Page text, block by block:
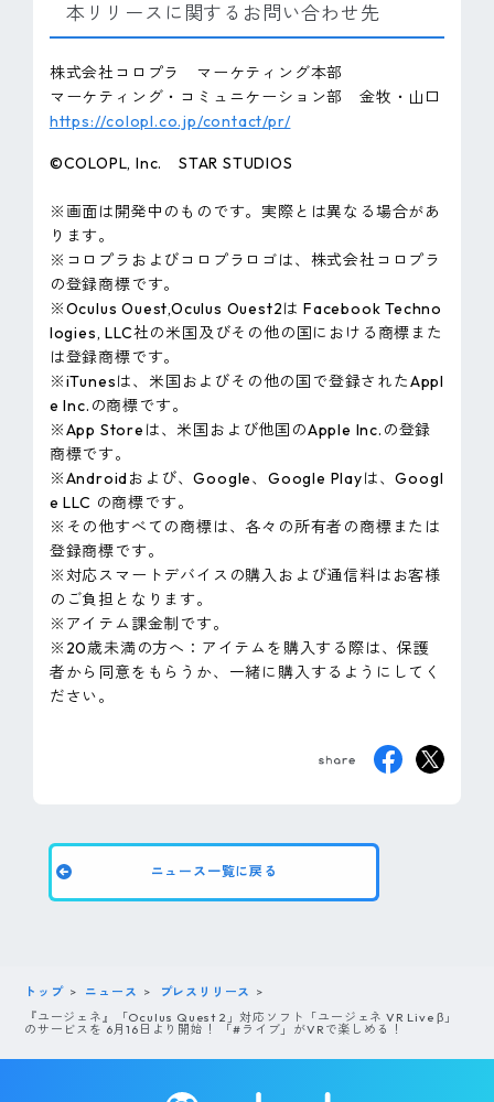
本リリースに関するお問い合わせ先
株式会社コロプラ マーケティング本部
マーケティング・コミュニケーション部 金牧・山口
https://colopl.co.jp/contact/pr/
©COLOPL, Inc. STAR STUDIOS
※画面は開発中のものです。実際とは異なる場合があ
ります。
※コロプラおよびコロプラロゴは、株式会社コロプラ
の登録商標です。
※Oculus Ouest,Oculus Ouest2は Facebook Techno
logies, LLC社の米国及びその他の国における商標また
は登録商標です。
※iTunesは、米国およびその他の国で登録されたAppl
e Inc.の商標です。
※App Storeは、米国および他国のApple Inc.の登録
商標です。
※Androidおよび、Google、Google Playは、Googl
e LLC の商標です。
※その他すべての商標は、各々の所有者の商標または
登録商標です。
※対応スマートデバイスの購入および通信料はお客様
のご負担となります。
※アイテム課金制です。
※20歳未満の方へ：アイテムを購入する際は、保護
者から同意をもらうか、一緒に購入するようにしてく
ださい。
ニュース一覧に戻る
トップ ニュース
プレスリリース
『ユージェネ』「Oculus Quest 2」対応ソフト「ユージェネ VR Live β」
のサービスを 6月16日より開始！ 「#ライブ」がVRで楽しめる！